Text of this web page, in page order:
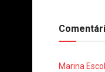
Marina